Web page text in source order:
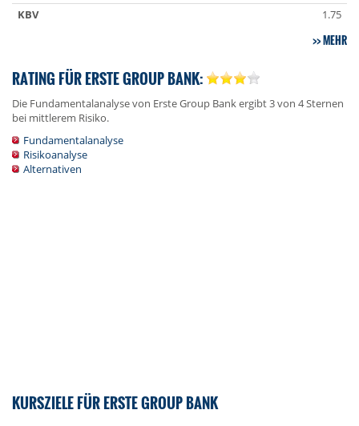
KBV
1.75
MEHR
RATING FÜR ERSTE GROUP BANK:
Die Fundamentalanalyse von Erste Group Bank ergibt 3 von 4 Sternen
bei mittlerem Risiko.
Fundamentalanalyse
Risikoanalyse
Alternativen
KURSZIELE FÜR ERSTE GROUP BANK